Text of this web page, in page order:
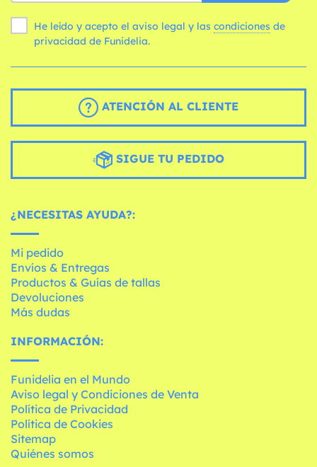
He leído y acepto el aviso legal y las condiciones
privacidad de Funidelia.
ATENCIÓN AL CLIENTE
SIGUE TU PEDIDO
¿NECESITAS AYUDA?:
Mi pedido
Envíos & Entregas
Productos & Guías de tallas
Devoluciones
Más dudas
INFORMACIÓN:
Funidelia en el Mundo
Aviso legal y Condiciones de Venta
Política de Privacidad
Política de Cookies
Sitemap
Quiénes somos